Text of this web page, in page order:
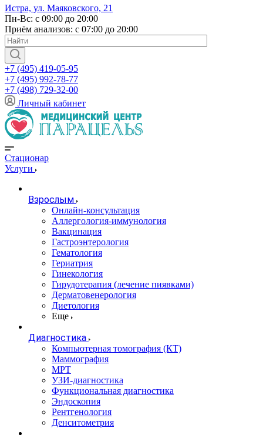
Истра, ул. Маяковского, 21
Пн-Вс: с 09:00 до 20:00
Приём анализов: с 07:00 до 20:00
+7 (495) 419-05-95
+7 (495) 992-78-77
+7 (498) 729-32-00
Личный кабинет
Стационар
Услуги
Взрослым
Онлайн-консультация
Аллергология-иммунология
Вакцинация
Гастроэнтерология
Гематология
Гериатрия
Гинекология
Гирудотерапия (лечение пиявками)
Дерматовенерология
Диетология
Еще
Диагностика
Компьютерная томография (КТ)
Маммография
МРТ
УЗИ-диагностика
Функциональная диагностика
Эндоскопия
Рентгенология
Денситометрия